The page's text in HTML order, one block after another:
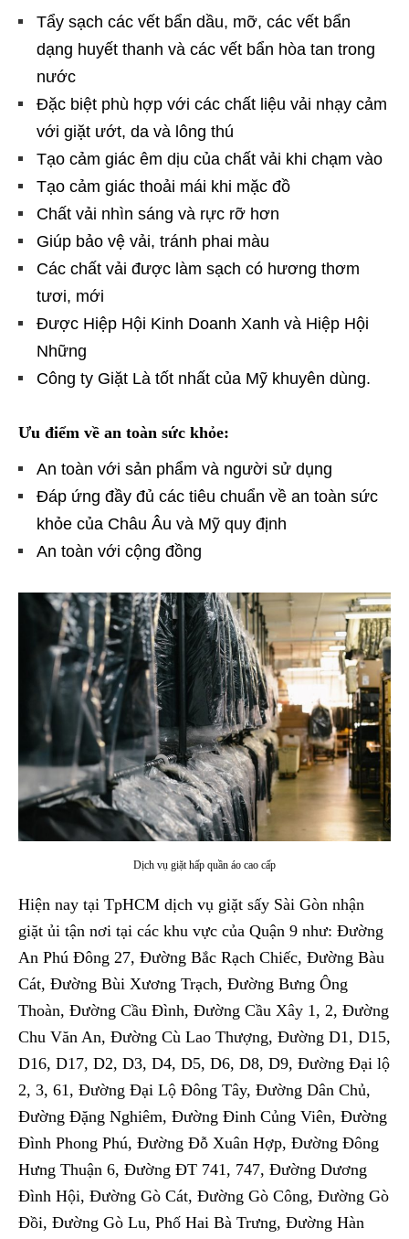
Tẩy sạch các vết bẩn dầu, mỡ, các vết bẩn
dạng huyết thanh và các vết bẩn hòa tan trong
nước
Đặc biệt phù hợp với các chất liệu vải nhạy cảm
với giặt ướt, da và lông thú
Tạo cảm giác êm dịu của chất vải khi chạm vào
Tạo cảm giác thoải mái khi mặc đồ
Chất vải nhìn sáng và rực rỡ hơn
Giúp bảo vệ vải, tránh phai màu
Các chất vải được làm sạch có hương thơm
tươi, mới
Được Hiệp Hội Kinh Doanh Xanh và Hiệp Hội
Những
Công ty Giặt Là tốt nhất của Mỹ khuyên dùng.
Ưu điểm về an toàn sức khỏe:
An toàn với sản phẩm và người sử dụng
Đáp ứng đầy đủ các tiêu chuẩn về an toàn sức
khỏe của Châu Âu và Mỹ quy định
An toàn với cộng đồng
Dịch vụ giặt hấp quần áo cao cấp
Hiện nay tại TpHCM dịch vụ giặt sấy Sài Gòn nhận
giặt ủi tận nơi tại các khu vực của Quận 9 như: Đường
An Phú Đông 27, Đường Bắc Rạch Chiếc, Đường Bàu
Cát, Đường Bùi Xương Trạch, Đường Bưng Ông
Thoàn, Đường Cầu Đình, Đường Cầu Xây 1, 2, Đường
Chu Văn An, Đường Cù Lao Thượng, Đường D1, D15,
D16, D17, D2, D3, D4, D5, D6, D8, D9, Đường Đại lộ
2, 3, 61, Đường Đại Lộ Đông Tây, Đường Dân Chủ,
Đường Đặng Nghiêm, Đường Đinh Củng Viên, Đường
Đình Phong Phú, Đường Đỗ Xuân Hợp, Đường Đông
Hưng Thuận 6, Đường ĐT 741, 747, Đường Dương
Đình Hội, Đường Gò Cát, Đường Gò Công, Đường Gò
Đồi, Đường Gò Lu, Phố Hai Bà Trưng, Đường Hàn